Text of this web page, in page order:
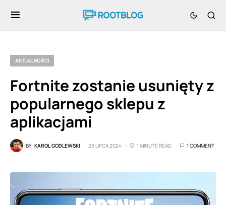
AKTUALNOŚCI
Fortnite zostanie usunięty z
popularnego sklepu z
aplikacjami
BY KAROL GODLEWSKI 26 LIPCA 2024 1 MINUTE READ 1 COMMENT